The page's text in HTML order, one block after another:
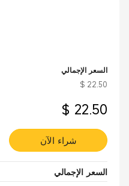
السعر الإجمالي
$ 22.50
$ 22.50
شراء الآن
السعر الإجمالي